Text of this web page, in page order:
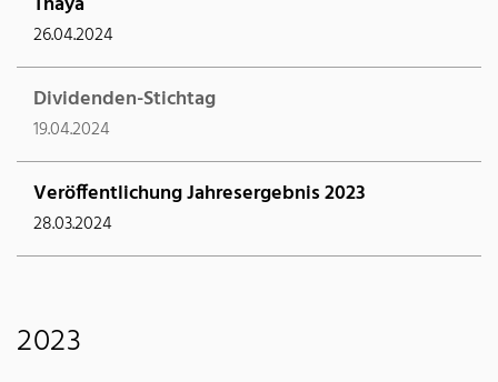
26.04.2024
Dividenden-Stichtag
19.04.2024
Veröffentlichung Jahresergebnis 2023
28.03.2024
2023